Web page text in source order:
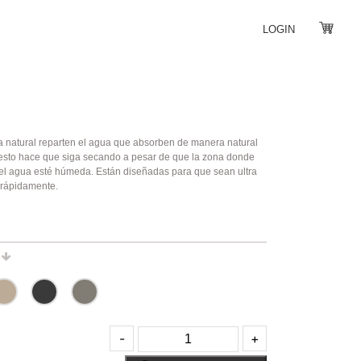
LOGIN
natural reparten el agua que absorben de manera natural
hace que siga secando a pesar de que la zona donde
agua esté húmeda. Están diseñadas para que sean ultra
para
- +